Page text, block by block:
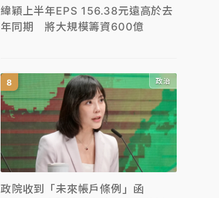
緯穎上半年EPS 156.38元遠高於去
年同期 將大規模籌資600億
政治
政院收到「未來帳戶條例」函